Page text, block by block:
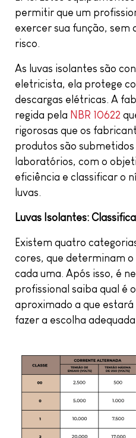
permitir que um
exercer sua função, sem
risco.
As luvas isolantes são
eletricista, ela protege
descargas elétricas. A
regida pela NBR 10622
rigorosas que os
produtos são
laboratórios, com o
eficiência e classificar o
luvas.
Luvas Isolantes:
Existem quatro
cores, que determinam
cada uma. Após isso, é
profissional saiba qual é
aproximado a que
fazer a escolha